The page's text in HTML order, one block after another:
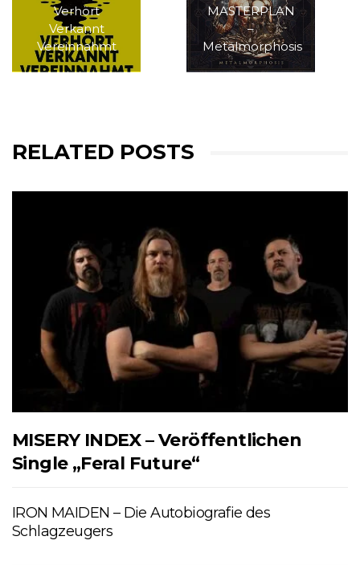
Verhört
Verkannt
Vereinnahmt
MASTERPLAN
–
Metalmorphosis
RELATED POSTS
MISERY INDEX – Veröffentlichen
Single „Feral Future“
IRON MAIDEN – Die Autobiografie des
Schlagzeugers